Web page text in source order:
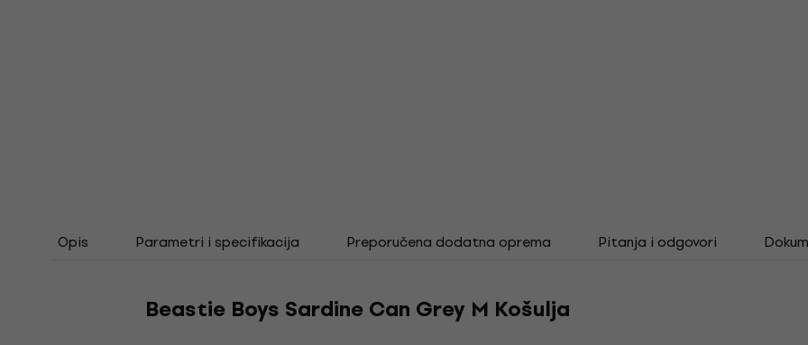
Opis Parametri i specifikacija Preporučena dodatna oprema Pitanja i odgovori
Beastie Boys Sardine Can Grey M Košulja